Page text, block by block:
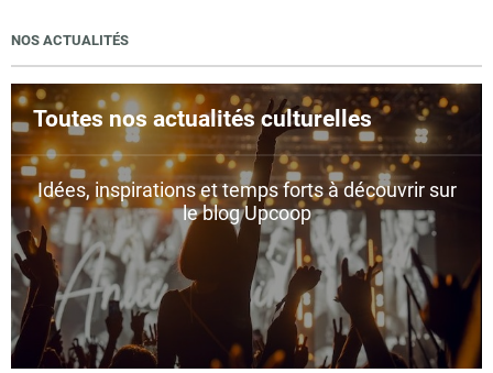
NOS ACTUALITÉS
Toutes nos actualités culturelles
Idées, inspirations et temps forts à découvrir sur
le blog Upcoop